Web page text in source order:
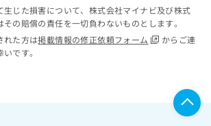
生じた損害について、株式会社マイナビ及び株式
の賠償の責任を一切負わないものとします。
れた方は掲載情報の修正依頼フォーム
からご連
です。